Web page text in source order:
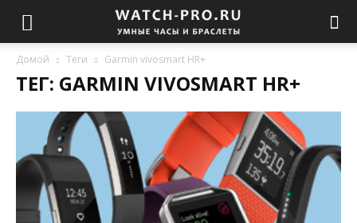
Домой Теги Garmin vivosmart HR+
ТЕГ: GARMIN VIVOSMART HR+